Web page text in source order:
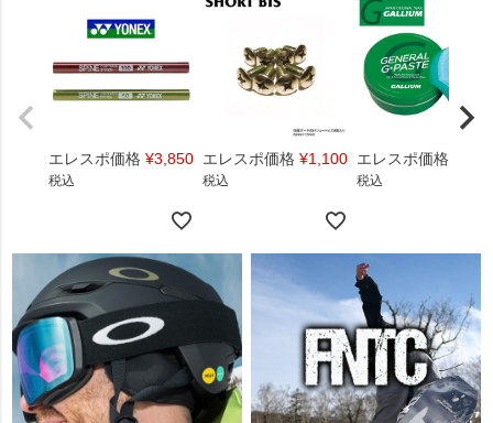
エレスポ価格 ¥3,850
税込
エレスポ価格 ¥1,100
税込
エレスポ価格
税込